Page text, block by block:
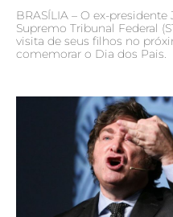
BRASÍLIA – O ex-
Supremo Tribunal Federal
visita de seus filhos no
comemorar o Dia dos Pais.